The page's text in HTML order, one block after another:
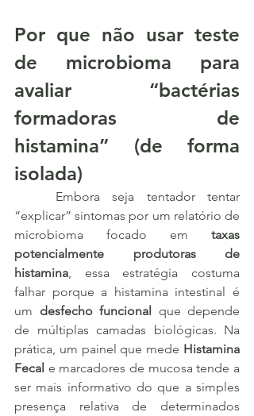
Por que não usar teste
de microbioma para
avaliar “bactérias
formadoras de
histamina” (de forma
isolada)
“explicar” sintomas por um relatório de
microbioma focado em taxas
potencialmente produtoras de
histamina , essa estratégia costuma
falhar porque a histamina intestinal é
um desfecho funcional que depende
de múltiplas camadas biológicas. Na
prática, um painel que mede Histamina
Fecal e marcadores de mucosa tende a
ser mais informativo do que a simples
presença relativa de determinados